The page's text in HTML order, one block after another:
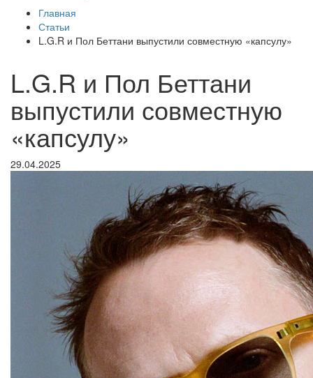
Главная
Статьи
L.G.R и Пол Беттани выпустили совместную «капсулу»
L.G.R и Пол Беттани
выпустили совместную
«капсулу»
29.04.2025